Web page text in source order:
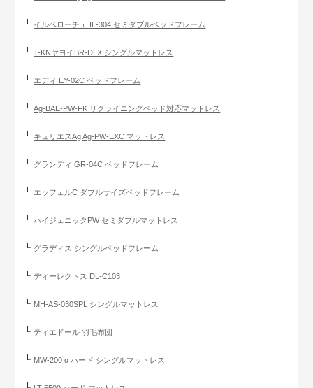
イルベローチェ IL-304 セミダブルベッドフレーム
T-KNヤヨイBR-DLX シングルマットレス
エディ EY-02C ベッドフレーム
Ag-BAE-PW-FK リクライニングベッド対応マットレス
キュリエスAg Ag-PW-EXC マットレス
グランディ GR-04C ベッドフレーム
エッフェルC ダブルサイズベッドフレーム
ハイジェニックPW セミダブルマットレス
グラディス シングルベッドフレーム
ディーレクトス DL-C103
MH-AS-030SPL シングルマットレス
ティエドール 羽毛布団
MW-200 α ハード シングルマットレス